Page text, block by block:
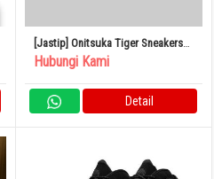
[Jastip] Onitsuka Tiger Sneakers
Japan
Hubungi Kami
Detail